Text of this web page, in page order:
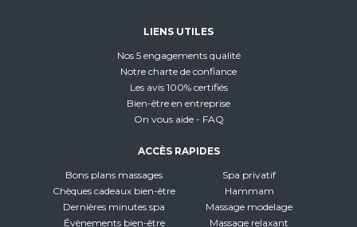
LIENS UTILES
Nos 5 engagements qualité
Notre charte de confiance
Les avis 100% certifiés
Bien-être en entreprise
On vous aide - FAQ
ACCÈS RAPIDES
Bons plans massages
Chèques cadeaux bien-être
Dernières minutes spa
Évènements bien-être
Spa privatif
Hammam
Massage modelage
Massage relaxant